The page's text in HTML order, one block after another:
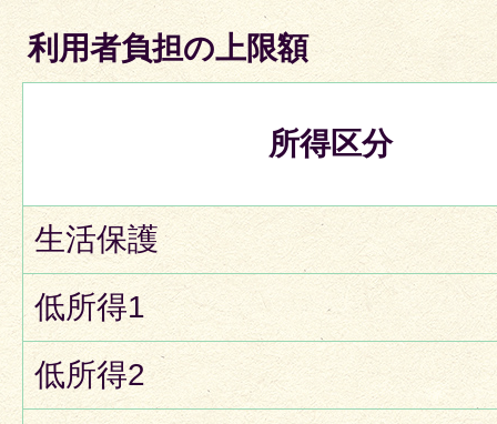
利用者負担の上限額
所得区分
生活保護
低所得1
低所得2